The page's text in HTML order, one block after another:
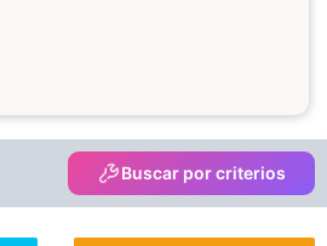
Buscar por criterios